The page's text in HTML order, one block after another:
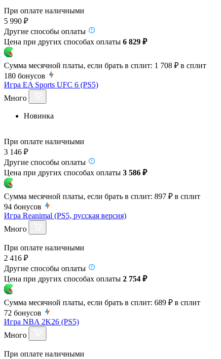
При оплате наличными
5 990 ₽
Другие способы оплаты
Цена при других способах оплаты 6 829 ₽
Сумма месячной платы, если брать в сплит: 1 708 ₽ в сплит
180 бонусов
Игра EA Sports UFC 6 (PS5)
Много
Новинка
При оплате наличными
3 146 ₽
Другие способы оплаты
Цена при других способах оплаты 3 586 ₽
Сумма месячной платы, если брать в сплит: 897 ₽ в сплит
94 бонусов
Игра Reanimal (PS5, русская версия)
Много
При оплате наличными
2 416 ₽
Другие способы оплаты
Цена при других способах оплаты 2 754 ₽
Сумма месячной платы, если брать в сплит: 689 ₽ в сплит
72 бонусов
Игра NBA 2K26 (PS5)
Много
При оплате наличными